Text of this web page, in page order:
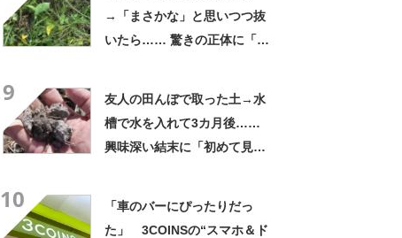
→「まさかな」と思いつつ抜
いたら…… 驚きの正体に「お
9
友人の田んぼで取った土→水
槽で水を入れて3カ月後……
興味深い結末に「初めて見
10
「車のバーにぴったりだっ
た」 3COINSの“スマホ＆ド